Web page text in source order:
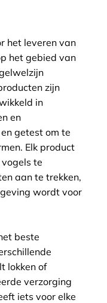
het leveren van
het gebied van
zijn
in
en
en getest om te
Elk product
te
aan te trekken,
wordt voor
beste
lokken of
verzorging
iets voor elke